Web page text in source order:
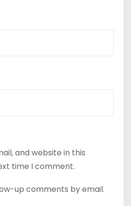
and website in this
time I comment.
up comments by email.